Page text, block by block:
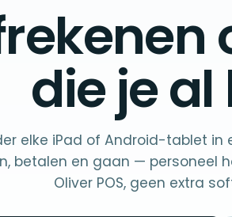
die je
elke iPad of Android-tablet in
betalen en gaan — personeel
Oliver POS, geen extra